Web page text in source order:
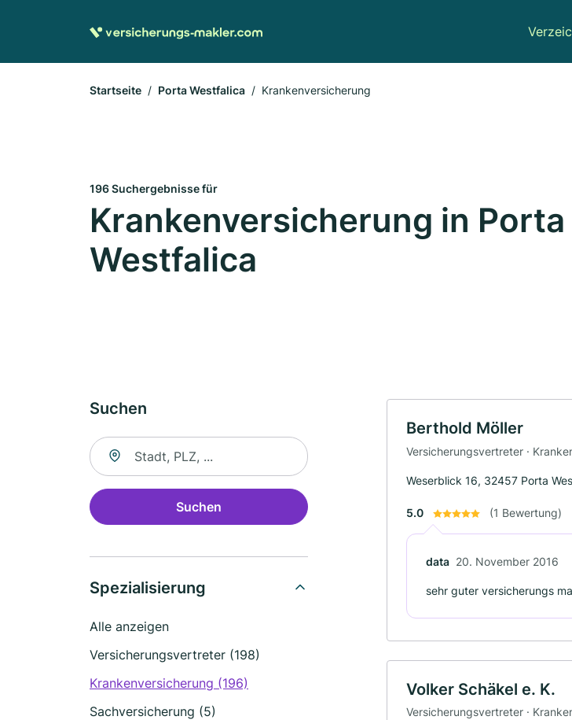
Startseite Porta Westfalica Krankenversicherung
196 Suchergebnisse für
Krankenversicherung in Porta
Westfalica
Suchen
Suche nach Ort
Suchen
Spezialisierung
Alle anzeigen
Versicherungsvertreter (198)
Krankenversicherung (196)
Sachversicherung (5)
Berthold Möller
Versicherungsvertreter ·
Weserblick 16, 32457 Porta
5.0 (1 Bewertung)
data 20. November 2016
sehr guter versicherungs
Volker Schäkel e. K.
Versicherungsvertreter ·